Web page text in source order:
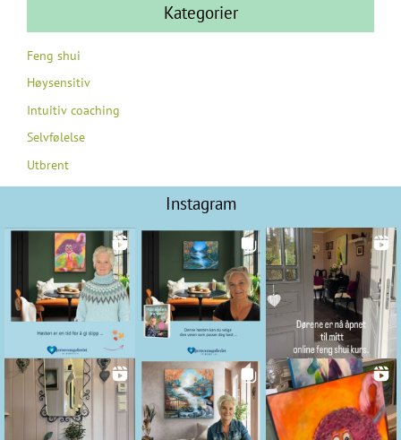
Kategorier
Feng shui
Høysensitiv
Intuitiv coaching
Selvfølelse
Utbrent
Instagram